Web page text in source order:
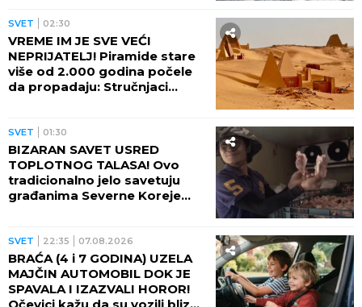
SVET 02:30
VREME IM JE SVE VEĆI
NEPRIJATELJ! Piramide stare
više od 2.000 godina počele
da propadaju: Stručnjaci
SVET 01:30
BIZARAN SAVET USRED
TOPLOTNOG TALASA! Ovo
tradicionalno jelo savetuju
građanima Severne Koreje
SVET 22:35 07.08.2026
BRAĆA (4 i 7 GODINA) UZELA
MAJČIN AUTOMOBIL DOK JE
SPAVALA I IZAZVALI HOROR!